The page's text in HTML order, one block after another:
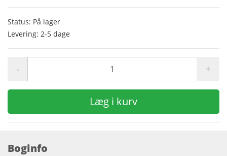
Status: På lager
Levering: 2-5 dage
- +
Læg i kurv
Boginfo